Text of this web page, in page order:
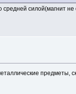
силой(магнит
предметы,